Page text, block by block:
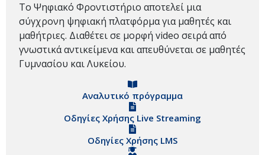
Το Ψηφιακό Φροντιστήριο αποτελεί μια
σύγχρονη ψηφιακή πλατφόρμα για μαθητές και
μαθήτριες. Διαθέτει σε μορφή video σειρά από
γνωστικά αντικείμενα και απευθύνεται σε μαθητές
Γυμνασίου και Λυκείου.
Αναλυτικό πρόγραμμα
Οδηγίες Χρήσης Live Streaming
Οδηγίες Χρήσης LMS